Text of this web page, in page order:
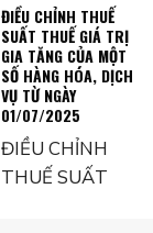
ĐIỀU CHỈNH THUẾ
SUẤT THUẾ GIÁ TRỊ
GIA TĂNG CỦA MỘT
SỐ HÀNG HÓA, DỊCH
VỤ TỪ NGÀY
01/07/2025
ĐIỀU CHỈNH
THUẾ SUẤT